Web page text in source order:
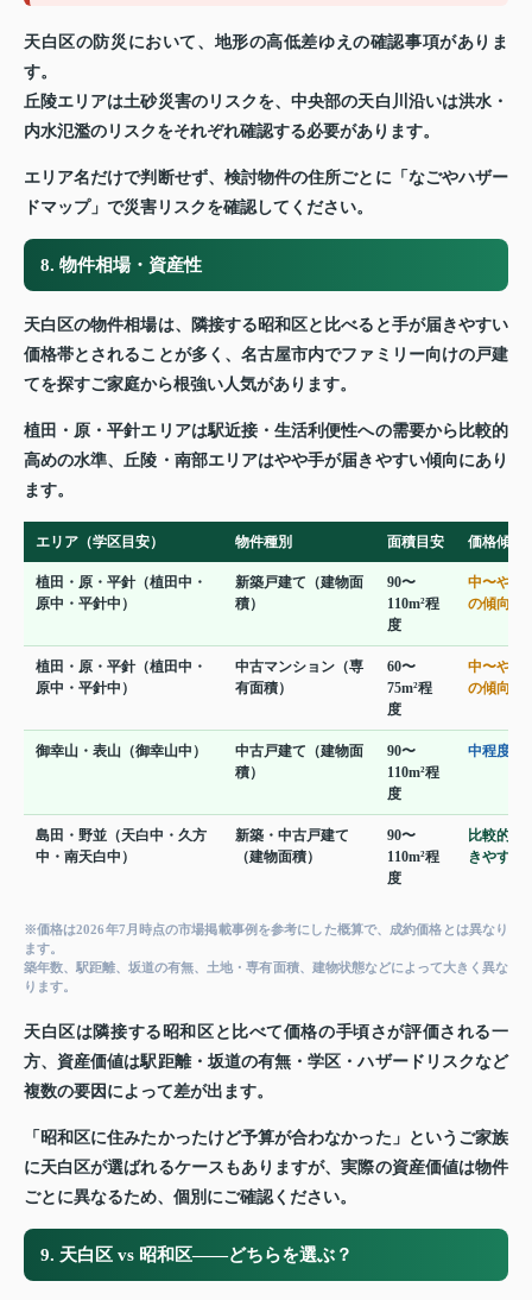
天白区の防災において、地形の高低差ゆえの確認事項がありま
す。
丘陵エリアは土砂災害のリスクを、中央部の天白川沿いは洪水・
内水氾濫のリスクをそれぞれ確認する必要があります。
エリア名だけで判断せず、検討物件の住所ごとに「なごやハザー
ドマップ」で災害リスクを確認してください。
8. 物件相場・資産性
天白区の物件相場は、隣接する昭和区と比べると手が届きやすい
価格帯とされることが多く、名古屋市内でファミリー向けの戸建
てを探すご家庭から根強い人気があります。
植田・原・平針エリアは駅近接・生活利便性への需要から比較的
高めの水準、丘陵・南部エリアはやや手が届きやすい傾向にあり
ます。
エリア（学区目安） 物件種別 面積目安 価格傾向
植田・原・平針（植田中・
原中・平針中）
新築戸建て（建物面
積）
90〜
110m²程
度
中〜やや
の傾向
植田・原・平針（植田中・
原中・平針中）
中古マンション（専
有面積）
60〜
75m²程
度
中〜やや
の傾向
御幸山・表山（御幸山中）
中古戸建て（建物面
積）
90〜
110m²程
度
中程度
島田・野並（天白中・久方
中・南天白中）
新築・中古戸建て
（建物面積）
90〜
110m²程
度
比較的手
きやすい
※価格は2026年7月時点の市場掲載事例を参考にした概算で、成約価格とは異なり
ます。
築年数、駅距離、坂道の有無、土地・専有面積、建物状態などによって大きく異な
ります。
天白区は隣接する昭和区と比べて価格の手頃さが評価される一
方、資産価値は駅距離・坂道の有無・学区・ハザードリスクなど
複数の要因によって差が出ます。
「昭和区に住みたかったけど予算が合わなかった」というご家族
に天白区が選ばれるケースもありますが、実際の資産価値は物件
ごとに異なるため、個別にご確認ください。
9. 天白区 vs 昭和区——どちらを選ぶ？